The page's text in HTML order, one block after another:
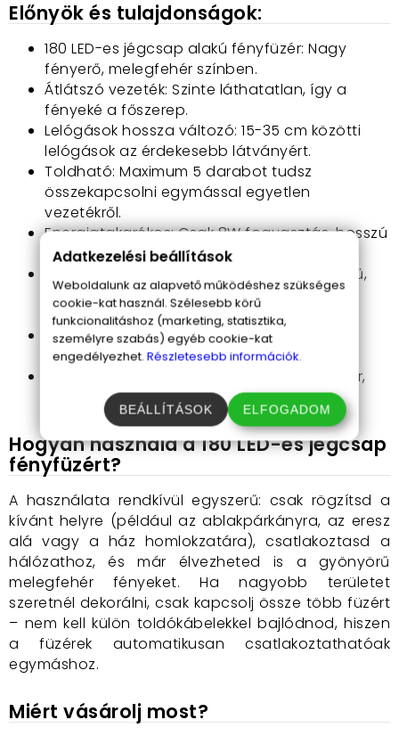
Előnyök és tulajdonságok:
180 LED-es jégcsap alakú fényfüzér: Nagy
fényerő, melegfehér színben.
Átlátszó vezeték: Szinte láthatatlan, így a
fényeké a főszerep.
Lelógások hossza változó: 15-35 cm közötti
lelógások az érdekesebb látványért.
Toldható: Maximum 5 darabot tudsz
összekapcsolni egymással egyetlen
vezetékről.
Energiatakarékos: Csak 8W fogyasztás, hosszú
élettartamú LED-ekkel.
Kültéri és beltéri használat: IP65 védettségű,
esőálló kialakítás a vezérlőegység IP44
védelemmel rendelkezik.
Egyszerű telepítés: Nincs szükség további
kiegészítőkre a toldáshoz.
Hosszú világító rész: A füzér hossza 7 méter,
így nagy felületeket díszíthetsz vele.
Hogyan használd a 180 LED-es jégcsap
fényfüzért?
A használata rendkívül egyszerű: csak rögzítsd a
kívánt helyre (például az ablakpárkányra, az eresz
alá vagy a ház homlokzatára), csatlakoztasd a
hálózathoz, és már élvezheted is a gyönyörű
melegfehér fényeket. Ha nagyobb területet
szeretnél dekorálni, csak kapcsolj össze több füzért
– nem kell külön toldókábelekkel bajlódnod, hiszen
a füzérek automatikusan csatlakoztathatóak
egymáshoz.
Miért vásárolj most?
Adatkezelési beállítások
Weboldalunk az alapvető működéshez szükséges
cookie-kat használ. Szélesebb körű
funkcionalitáshoz (marketing, statisztika,
személyre szabás) egyéb cookie-kat
engedélyezhet. Részletesebb információk.
BEÁLLÍTÁSOK ELFOGADOM